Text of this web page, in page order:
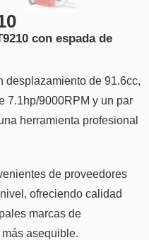
con espada de
desplazamiento de 91.6cc,
7.1hp/9000RPM y un par
herramienta profesional
de proveedores
ofreciendo calidad
marcas de
asequible.